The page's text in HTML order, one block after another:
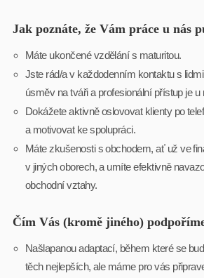
Jak poznáte, že Vám práce u nás
Máte ukončené vzdělání s maturitou.
Jste rád/a v každodenním kontaktu s
úsměv na tváři a profesionální přístup je
Dokážete aktivně oslovovat klienty po
a motivovat ke spolupráci.
Máte zkušenosti s obchodem, ať už ve
v jiných oborech, a umíte efektivně
obchodní vztahy.
Čím Vás (kromě jiného)
Našlapanou adaptací, během které se
těch nejlepších, ale máme pro vás